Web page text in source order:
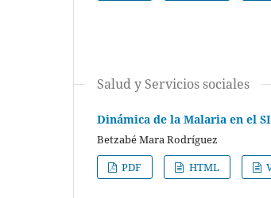
Salud y Servicios sociales
Dinámica de la Malaria en el
Betzabé Mara Rodríguez
PDF
HTML